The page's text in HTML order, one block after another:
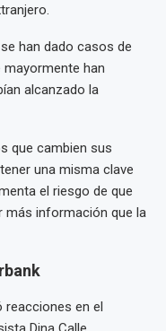
han dado casos de
han
alcanzado la
que cambien sus
una misma clave
el riesgo de que
más información que la
reacciones en el